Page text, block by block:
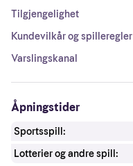
Tilgjengelighet
Kundevilkår og spilleregler
Varslingskanal
Åpningstider
Sportsspill:
Lotterier og andre spill: